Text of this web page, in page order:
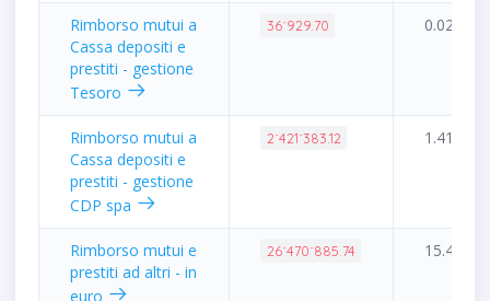
Rimborso mutui a
Cassa depositi e
prestiti - gestione
Tesoro
36˙929.70 0.02%
Rimborso mutui a
Cassa depositi e
prestiti - gestione
CDP spa
2˙421˙383.12 1.41%
Rimborso mutui e
prestiti ad altri - in
euro
26˙470˙885.74 15.46%